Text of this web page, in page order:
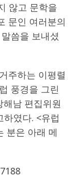
않고 문학을
문인 여러분의
씀을 보내셨
주하는 이평렬
풍경을 그린
남 편집위원
였다. <유럽
분은 아래 메